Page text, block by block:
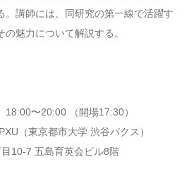
。講師には、同研究の第一線で活躍す
魅力について解説する。
〜20:00 （開場17:30）
（東京都市大学 渋谷パクス）
10-7 五島育英会ビル8階